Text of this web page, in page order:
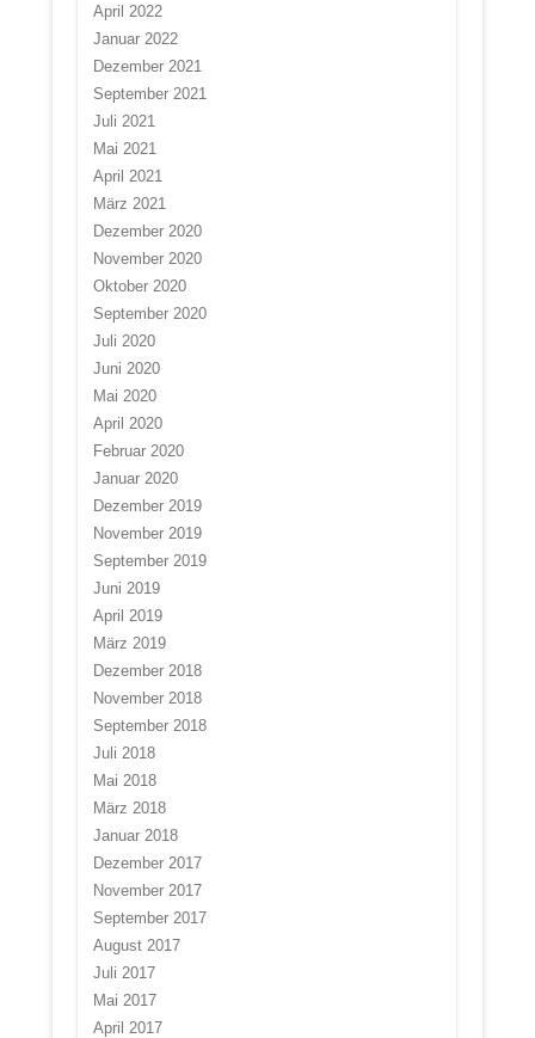
April 2022
Januar 2022
Dezember 2021
September 2021
Juli 2021
Mai 2021
April 2021
März 2021
Dezember 2020
November 2020
Oktober 2020
September 2020
Juli 2020
Juni 2020
Mai 2020
April 2020
Februar 2020
Januar 2020
Dezember 2019
November 2019
September 2019
Juni 2019
April 2019
März 2019
Dezember 2018
November 2018
September 2018
Juli 2018
Mai 2018
März 2018
Januar 2018
Dezember 2017
November 2017
September 2017
August 2017
Juli 2017
Mai 2017
April 2017